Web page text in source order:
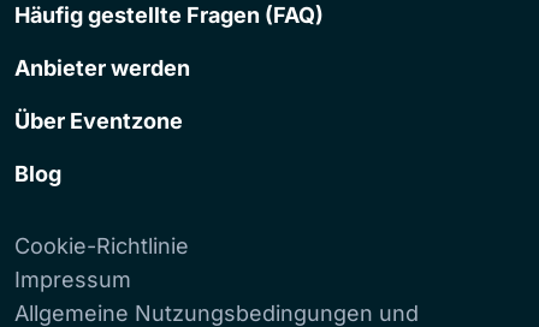
Häufig gestellte Fragen (FAQ)
Anbieter werden
Über Eventzone
Blog
Cookie-Richtlinie
Impressum
Allgemeine Nutzungsbedingungen und